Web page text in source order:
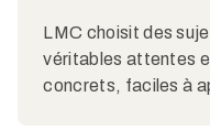
LMC choisit des
véritables attentes
concrets, faciles à